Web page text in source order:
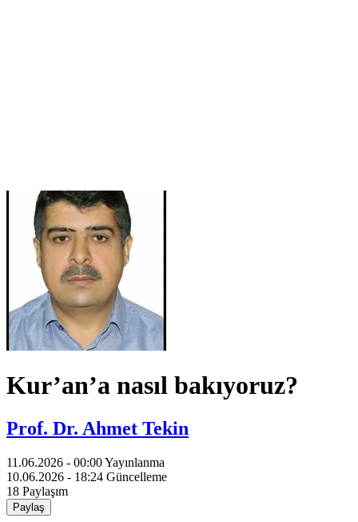
Kur’an’a nasıl bakıyoruz?
Prof. Dr. Ahmet Tekin
11.06.2026 - 00:00Yayınlanma
10.06.2026 - 18:24 Güncelleme
18 Paylaşım
Paylaş